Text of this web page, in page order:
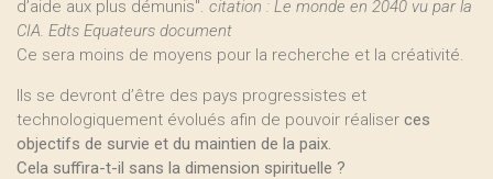
d’aide aux plus démunis". citation : Le monde en 2040 vu par la
CIA. Edts Equateurs document
Ce sera moins de moyens pour la recherche et la créativité.
Ils se devront d’être des pays progressistes et
technologiquement évolués afin de pouvoir réaliser ces
objectifs de survie et du maintien de la paix.
Cela suffira-t-il sans la dimension spirituelle ?